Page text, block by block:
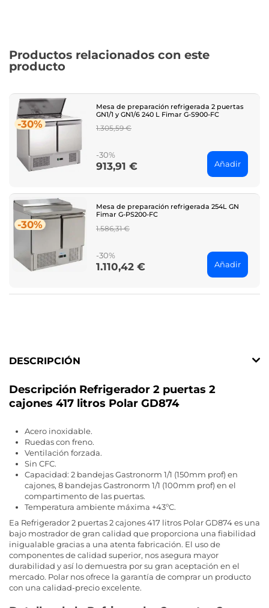
Productos relacionados con este
producto
-30%
Mesa de preparación refrigerada 2 puertas
GN1/1 y GN1/6 240 L Fimar G-S900-FC
Regular
1.305,59 €
-30%
Price
913,91 € Añadir
-30%
Mesa de preparación refrigerada 254L GN
Fimar G-PS200-FC
Regular
1.586,31 €
-30%
Price
1.110,42 € Añadir
DESCRIPCIÓN
Descripción Refrigerador 2 puertas 2
cajones 417 litros Polar GD874
Acero inoxidable.
Ruedas con freno.
Ventilación forzada.
Sin CFC.
Capacidad: 2 bandejas Gastronorm 1/1 (150mm prof) en
cajones, 8 bandejas Gastronorm 1/1 (100mm prof) en el
compartimento de las puertas.
Temperatura ambiente máxima +43ºC.
Ea Refrigerador 2 puertas 2 cajones 417 litros Polar GD874 es una
bajo mostrador de gran calidad que proporciona una fiabilidad
inigualable gracias a una atenta fabricación. El uso de
componentes de calidad superior, nos asegura mayor
durabilidad y así lo demuestra por su gran aceptación en el
mercado. Polar nos ofrece la garantía de comprar un producto
con una calidad-precio excelente.